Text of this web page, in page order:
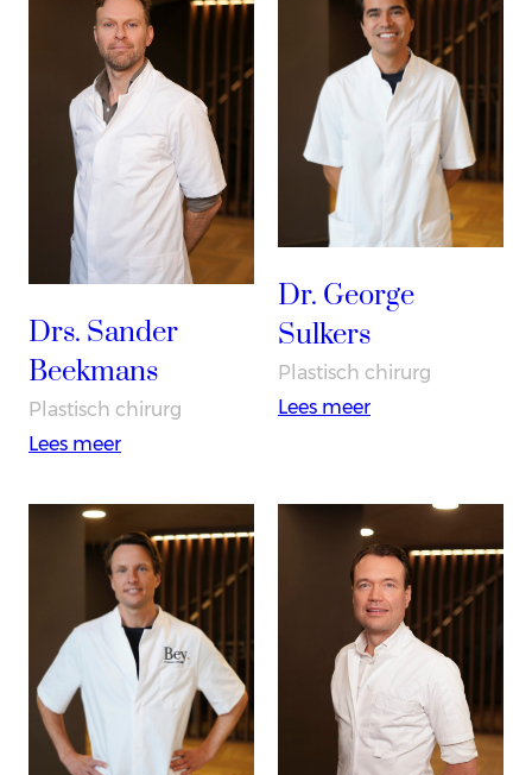
Drs. Sander
Beekmans
Plastisch chirurg
Lees meer:
Sander
Beekmans
Dr. George
Sulkers
Plastisch chirurg
Lees meer:
Sulkers